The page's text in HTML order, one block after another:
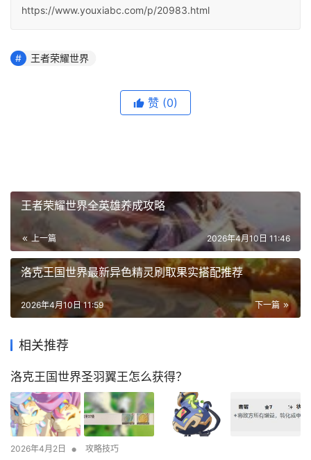
https://www.youxiabc.com/p/20983.html
王者荣耀世界
赞 (0)
王者荣耀世界全英雄养成攻略
上一篇 2026年4月10日 11:46
洛克王国世界最新异色精灵刷取果实搭配推荐
下一篇
2026年4月10日 11:59
相关推荐
洛克王国世界圣羽翼王怎么获得？
2026年4月2日 • 攻略技巧